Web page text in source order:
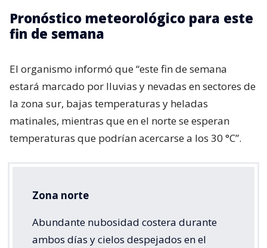
Pronóstico meteorológico para este
fin de semana
El organismo informó que “este fin de semana
estará marcado por lluvias y nevadas en sectores de
la zona sur, bajas temperaturas y heladas
matinales, mientras que en el norte se esperan
temperaturas que podrían acercarse a los 30 °C”.
Zona norte
Abundante nubosidad costera durante
ambos días y cielos despejados en el